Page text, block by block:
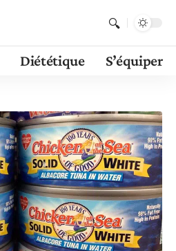
Diététique S’équiper